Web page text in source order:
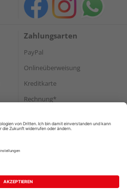
Zahlungsarten
PayPal
Onlineüberweisung
Kreditkarte
Rechnung*
Versand
Widerruf
Datenschutz